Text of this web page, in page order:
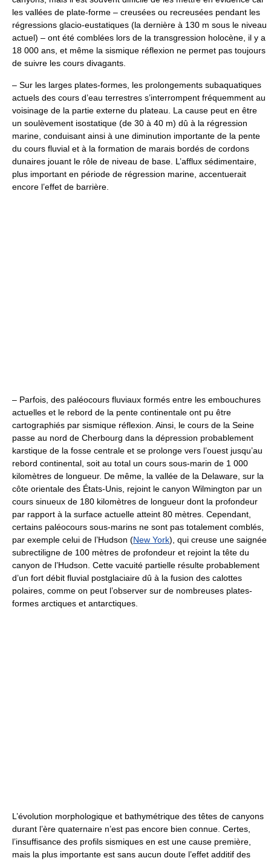
les vallées de plate-forme – creusées ou recreusées pendant les
régressions glacio-eustatiques (la dernière à 130 m sous le niveau
actuel) – ont été comblées lors de la transgression holocène, il y a
18 000 ans, et même la sismique réflexion ne permet pas toujours
de suivre les cours divagants.
– Sur les larges plates-formes, les prolongements subaquatiques
actuels des cours d’eau terrestres s’interrompent fréquemment au
voisinage de la partie externe du plateau. La cause peut en être
un soulèvement isostatique (de 30 à 40 m) dû à la régression
marine, conduisant ainsi à une diminution importante de la pente
du cours fluvial et à la formation de marais bordés de cordons
dunaires jouant le rôle de niveau de base. L’afflux sédimentaire,
plus important en période de régression marine, accentuerait
encore l’effet de barrière.
– Parfois, des paléocours fluviaux formés entre les embouchures
actuelles et le rebord de la pente continentale ont pu être
cartographiés par sismique réflexion. Ainsi, le cours de la Seine
passe au nord de Cherbourg dans la dépression probablement
karstique de la fosse centrale et se prolonge vers l’ouest jusqu’au
rebord continental, soit au total un cours sous-marin de 1 000
kilomètres de longueur. De même, la vallée de la Delaware, sur la
côte orientale des États-Unis, rejoint le canyon Wilmington par un
cours sinueux de 180 kilomètres de longueur dont la profondeur
par rapport à la surface actuelle atteint 80 mètres. Cependant,
certains paléocours sous-marins ne sont pas totalement comblés,
par exemple celui de l’Hudson (New York), qui creuse une saignée
subrectiligne de 100 mètres de profondeur et rejoint la tête du
canyon de l’Hudson. Cette vacuité partielle résulte probablement
d’un fort débit fluvial postglaciaire dû à la fusion des calottes
polaires, comme on peut l’observer sur de nombreuses plates-
formes arctiques et antarctiques.
L’évolution morphologique et bathymétrique des têtes de canyons
durant l’ère quaternaire n’est pas encore bien connue. Certes,
l’insuffisance des profils sismiques en est une cause première,
mais la plus importante est sans aucun doute l’effet additif des